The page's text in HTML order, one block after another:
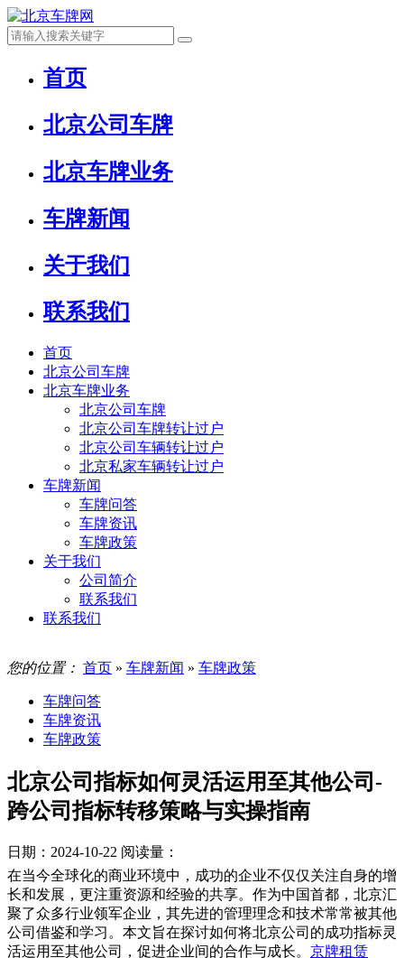
首页
北京公司车牌
北京车牌业务
车牌新闻
关于我们
联系我们
首页
北京公司车牌
北京车牌业务
北京公司车牌
北京公司车牌转让过户
北京公司车辆转让过户
北京私家车辆转让过户
车牌新闻
车牌问答
车牌资讯
车牌政策
关于我们
公司简介
联系我们
联系我们
您的位置： 首页 » 车牌新闻 » 车牌政策
车牌问答
车牌资讯
车牌政策
北京公司指标如何灵活运用至其他公司-
跨公司指标转移策略与实操指南
日期：2024-10-22 阅读量：
在当今全球化的商业环境中，成功的企业不仅仅关注自身的增
长和发展，更注重资源和经验的共享。作为中国首都，北京汇
聚了众多行业领军企业，其先进的管理理念和技术常常被其他
公司借鉴和学习。本文旨在探讨如何将北京公司的成功指标灵
活运用至其他公司，促进企业间的合作与成长。 京牌租赁